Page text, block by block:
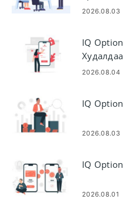
Хувьцаа)
2026.08.03
IQ
2026.08.04
IQ
2026.08.03
IQ
2026.08.01